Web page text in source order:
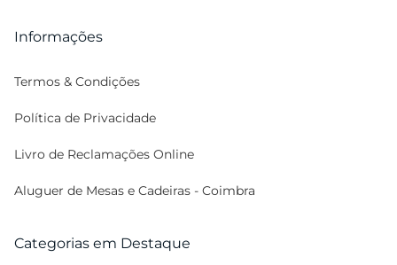
Informações
Termos & Condições
Política de Privacidade
Livro de Reclamações Online
Aluguer de Mesas e Cadeiras - Coimbra
Categorias em Destaque